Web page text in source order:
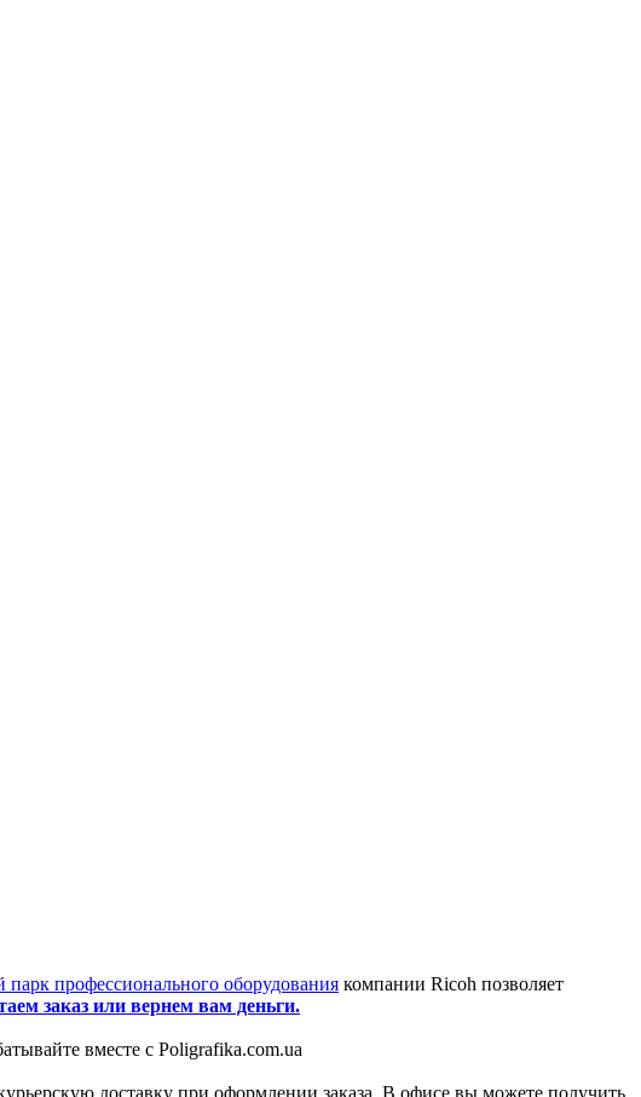
профессионального оборудования компании Ricoh позволяет
заказ или вернем вам деньги.
вместе с Poligrafika.com.ua
доставку при оформлении заказа. В офисе вы можете получить